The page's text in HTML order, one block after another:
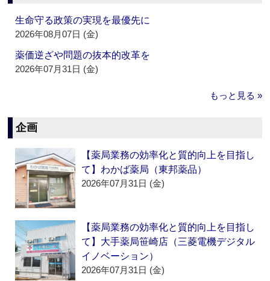
生命守る政策の実現を最優先に
2026年08月07日 (金)
薬価逆ざや問題の抜本的改革を
2026年07月31日 (金)
もっと見る »
企画
【薬局業務の効率化と質的向上を目指し
て】わかば薬局（東邦薬品）
2026年07月31日 (金)
【薬局業務の効率化と質的向上を目指し
て】大手薬局笹崎店（三菱電機デジタル
イノベーション）
2026年07月31日 (金)